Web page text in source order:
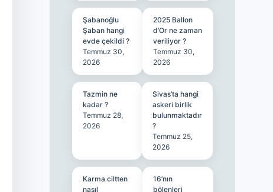
Şabanoğlu
Şaban hangi
evde çekildi ?
Temmuz 30,
2026
2025 Ballon
d’Or ne zaman
veriliyor ?
Temmuz 30,
2026
Tazmin ne
kadar ?
Temmuz 28,
2026
Sivas’ta hangi
askeri birlik
bulunmaktadır
?
Temmuz 25,
2026
Karma ciltten
nasıl
16’nın
bölenleri